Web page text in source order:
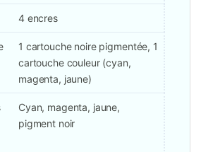
4 encres
1 cartouche noire pigmentée, 1
cartouche couleur (cyan,
magenta, jaune)
Cyan, magenta, jaune,
pigment noir